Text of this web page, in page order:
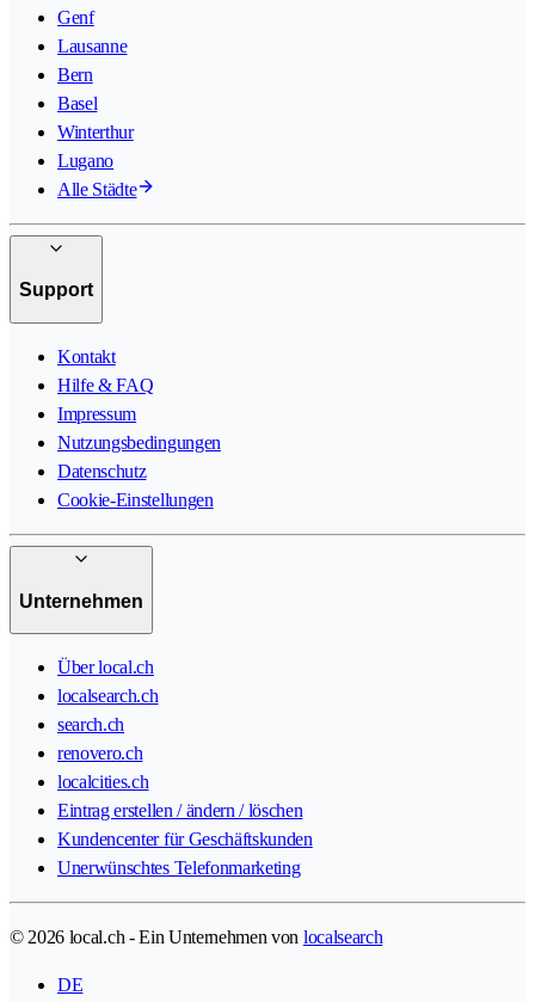
Genf
Lausanne
Bern
Basel
Winterthur
Lugano
Alle Städte
Support
Kontakt
Hilfe & FAQ
Impressum
Nutzungsbedingungen
Datenschutz
Cookie-Einstellungen
Unternehmen
Über local.ch
localsearch.ch
search.ch
renovero.ch
localcities.ch
Eintrag erstellen / ändern / löschen
Kundencenter für Geschäftskunden
Unerwünschtes Telefonmarketing
© 2026 local.ch - Ein Unternehmen von localsearch
DE